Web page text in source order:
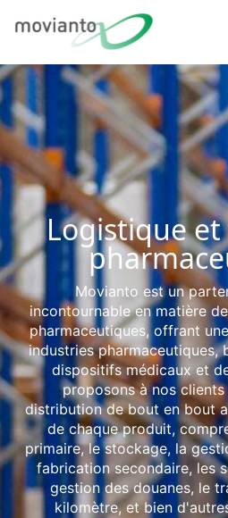
Logistique
Movianto est un
incontournable en matière
pharmaceutiques, offrant
industries pharmaceutiques,
dispositifs médicaux et
proposons à nos
distribution de bout en bout
de chaque produit,
primaire, le stockage, la
fabrication secondaire, les
gestion des douanes, le
kilomètre, et bien